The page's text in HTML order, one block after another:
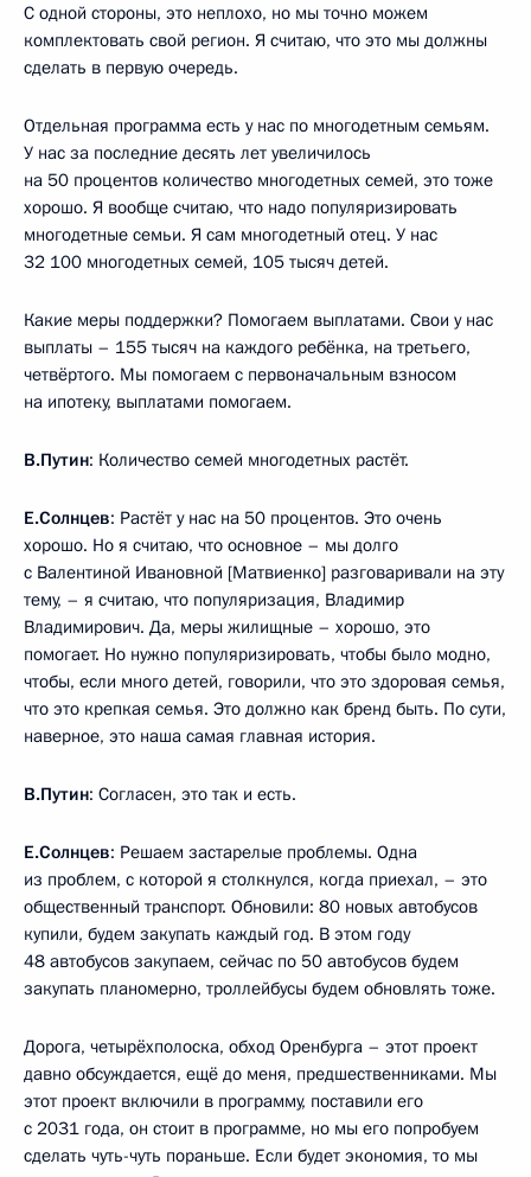
С одной стороны, это неплохо, но мы точно можем
комплектовать свой регион. Я считаю, что это мы должны
сделать в первую очередь.
Отдельная программа есть у нас по многодетным семьям.
У нас за последние десять лет увеличилось
на 50 процентов количество многодетных семей, это тоже
хорошо. Я вообще считаю, что надо популяризировать
многодетные семьи. Я сам многодетный отец. У нас
32 100 многодетных семей, 105 тысяч детей.
Какие меры поддержки? Помогаем выплатами. Свои у нас
выплаты – 155 тысяч на каждого ребёнка, на третьего,
четвёртого. Мы помогаем с первоначальным взносом
на ипотеку, выплатами помогаем.
В.Путин: Количество семей многодетных растёт.
Е.Солнцев: Растёт у нас на 50 процентов. Это очень
хорошо. Но я считаю, что основное – мы долго
с Валентиной Ивановной [Матвиенко] разговаривали на эту
тему, – я считаю, что популяризация, Владимир
Владимирович. Да, меры жилищные – хорошо, это
помогает. Но нужно популяризировать, чтобы было модно,
чтобы, если много детей, говорили, что это здоровая семья,
что это крепкая семья. Это должно как бренд быть. По сути,
наверное, это наша самая главная история.
В.Путин: Согласен, это так и есть.
Е.Солнцев: Решаем застарелые проблемы. Одна
из проблем, с которой я столкнулся, когда приехал, – это
общественный транспорт. Обновили: 80 новых автобусов
купили, будем закупать каждый год. В этом году
48 автобусов закупаем, сейчас по 50 автобусов будем
закупать планомерно, троллейбусы будем обновлять тоже.
Дорога, четырёхполоска, обход Оренбурга – этот проект
давно обсуждается, ещё до меня, предшественниками. Мы
этот проект включили в программу, поставили его
с 2031 года, он стоит в программе, но мы его попробуем
сделать чуть-чуть пораньше. Если будет экономия, то мы